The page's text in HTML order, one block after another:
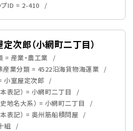
プID = 2-410
次郎（小網町二丁目）
= 産業・農工業
産業分類 = 4522沿海貨物海運業
小室屋定次郎
表記） = 小網町二丁目
地名大系） = 小網町二丁目
表記） = 奥州筋船積問屋
組